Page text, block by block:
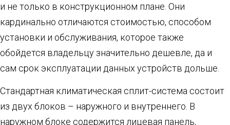
и не только в конструкционном плане. Они
кардинально отличаются стоимостью, способом
установки и обслуживания, которое также
обойдется владельцу значительно дешевле, да и
сам срок эксплуатации данных устройств дольше.
Стандартная климатическая сплит-система состоит
из двух блоков – наружного и внутреннего. В
наружном блоке содержится лицевая панель,